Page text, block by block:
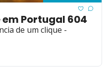
Portugal 604
de um clique -